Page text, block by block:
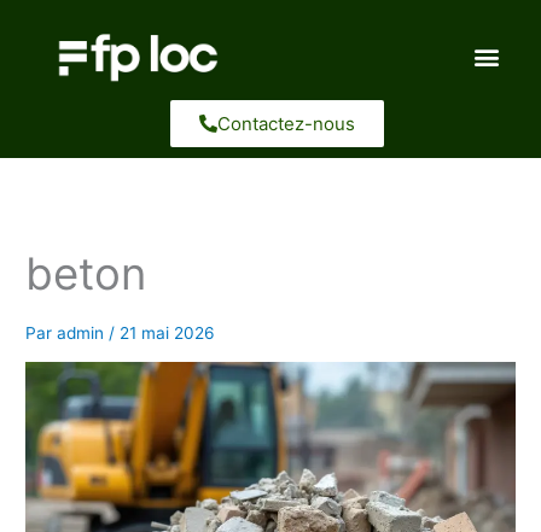
contenu
Contactez-nous
beton
Paradmin/ 21 mai 2026